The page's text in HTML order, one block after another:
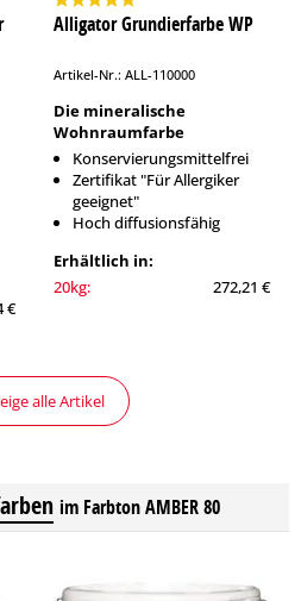
€
Alligator Grundierfarbe WP
Artikel-Nr.: ALL-110000
Die mineralische
Wohnraumfarbe
Konservierungsmittelfrei
Zertifikat "Für Allergiker
geeignet"
Hoch diffusionsfähig
Erhältlich in:
20kg:
272,21 €
alle Artikel
im Farbton AMBER 80